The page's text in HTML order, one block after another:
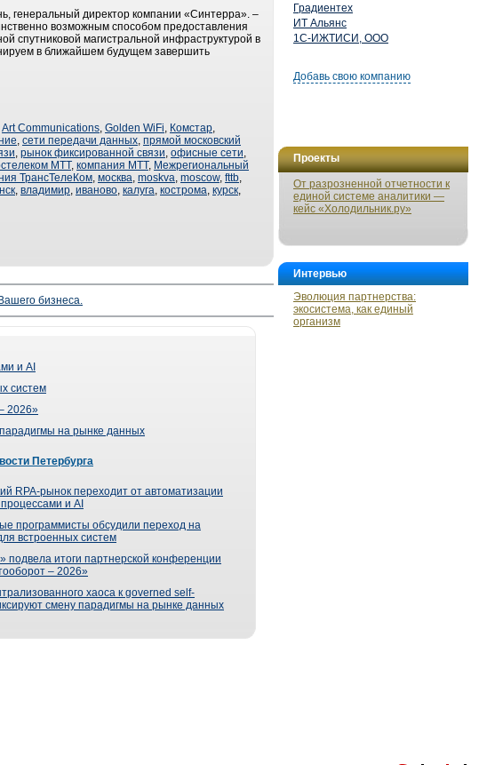
Градиентех
ИТ Альянс
1С-ИЖТИСИ, ООО
Добавь свою компанию
Проекты
От разрозненной отчетности к
единой системе аналитики —
кейс «Холодильник.ру»
Интервью
Эволюция партнерства:
экосистема, как единый
организм
генеральный директор компании «Синтерра». –
возможным способом предоставления
спутниковой магистральной инфраструктурой в
в ближайшем будущем завершить
Art Communications, Golden WiFi, Комстар,
, сети передачи данных, прямой московский
, рынок фиксированной связи, офисные сети,
МТТ, компания МТТ, Межрегиональный
ТрансТелеКом, москва, moskva, moscow, fttb,
, владимир, иваново, калуга, кострома, курск,
бизнеса.
и AI
систем
2026»
на рынке данных
Петербурга
RPA-рынок переходит от автоматизации
и AI
программисты обсудили переход на
встроенных систем
подвела итоги партнерской конференции
– 2026»
хаоса к governed self-
смену парадигмы на рынке данных